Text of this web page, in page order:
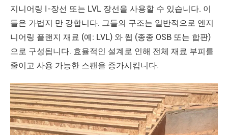
지니어링 I-장선 또는 LVL 장선을 사용할 수 있습니다. 이
들은 가볍지 만 강합니다. 그들의 구조는 일반적으로 엔지
니어링 플랜지 재료 (예: LVL) 와 웹 (종종 OSB 또는 합판)
으로 구성됩니다. 효율적인 설계로 인해 전체 재료 부피를
줄이고 사용 가능한 스팬을 증가시킵니다.